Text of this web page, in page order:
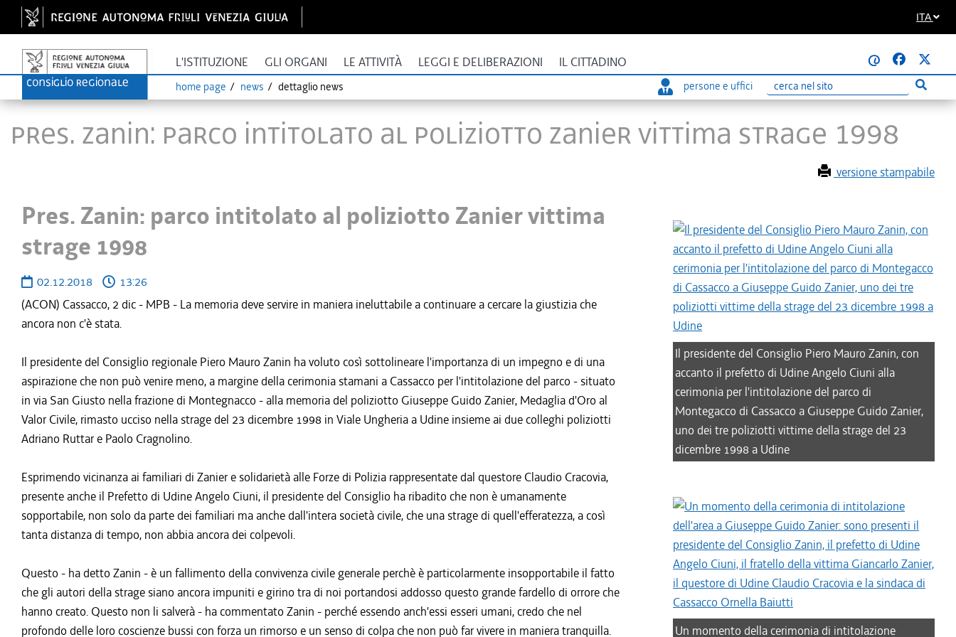
ITA
L'ISTITUZIONE GLI ORGANI LE ATTIVITÀ LEGGI E DELIBERAZIONI IL CITTADINO @
home page news dettaglio news persone e uffici
Ricerca Esegui
Pres. Zanin: parco intitolato al poliziotto Zanier vittima strage 1998
versione stampabile
Pres. Zanin: parco intitolato al poliziotto Zanier vittima
strage 1998
02.12.2018
13:26
(ACON) Cassacco, 2 dic - MPB - La memoria deve servire in maniera ineluttabile a continuare a cercare la giustizia che
ancora non c'è stata.
Il presidente del Consiglio regionale Piero Mauro Zanin ha voluto così sottolineare l'importanza di un impegno e di una
aspirazione che non può venire meno, a margine della cerimonia stamani a Cassacco per l'intitolazione del parco - situato
in via San Giusto nella frazione di Montegnacco - alla memoria del poliziotto Giuseppe Guido Zanier, Medaglia d'Oro al
Valor Civile, rimasto ucciso nella strage del 23 dicembre 1998 in Viale Ungheria a Udine insieme ai due colleghi poliziotti
Adriano Ruttar e Paolo Cragnolino.
Esprimendo vicinanza ai familiari di Zanier e solidarietà alle Forze di Polizia rappresentate dal questore Claudio Cracovia,
presente anche il Prefetto di Udine Angelo Ciuni, il presidente del Consiglio ha ribadito che non è umanamente
sopportabile, non solo da parte dei familiari ma anche dall'intera società civile, che una strage di quell'efferatezza, a così
tanta distanza di tempo, non abbia ancora dei colpevoli.
Questo - ha detto Zanin - è un fallimento della convivenza civile generale perchè è particolarmente insopportabile il fatto
che gli autori della strage siano ancora impuniti e girino tra di noi portandosi addosso questo grande fardello di orrore che
hanno creato. Questo non li salverà - ha commentato Zanin - perché essendo anch'essi esseri umani, credo che nel
profondo delle loro coscienze bussi con forza un rimorso e un senso di colpa che non può far vivere in maniera tranquilla.
Il presidente del Consiglio Piero Mauro Zanin, con
accanto il prefetto di Udine Angelo Ciuni alla
cerimonia per l'intitolazione del parco di
Montegacco di Cassacco a Giuseppe Guido Zanier,
uno dei tre poliziotti vittime della strage del 23
dicembre 1998 a Udine
Un momento della cerimonia di intitolazione